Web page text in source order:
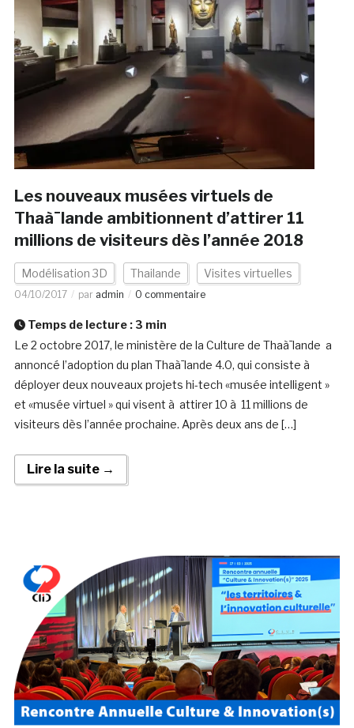
Les nouveaux musées virtuels de
Thaà¯lande ambitionnent d’attirer 11
millions de visiteurs dès l’année 2018
Modélisation 3D Thailande Visites virtuelles
04/10/2017 par admin 0 commentaire
Temps de lecture : 3 min
Le 2 octobre 2017, le ministère de la Culture de Thaà¯lande a
annoncé l’adoption du plan Thaà¯lande 4.0, qui consiste à
déployer deux nouveaux projets hi-tech «musée intelligent »
et «musée virtuel » qui visent à attirer 10 à 11 millions de
visiteurs dès l’année prochaine. Après deux ans de […]
Lire la suite →